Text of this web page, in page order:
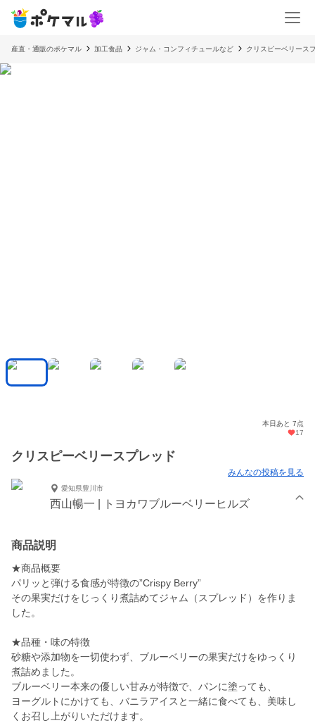
産直・通販のポケマル 加工食品 ジャム・コンフィチュールなど クリスピーベリース
本日あと 7点
17
クリスピーベリースプレッド
みんなの投稿を見る
愛知県豊川市
西山暢一 | トヨカワブルーベリーヒルズ
商品説明
★商品概要
パリッと弾ける食感が特徴の”Crispy Berry”
その果実だけをじっくり煮詰めてジャム（スプレッド）を作りま
した。
★品種・味の特徴
砂糖や添加物を一切使わず、ブルーベリーの果実だけをゆっくり
煮詰めました。
ブルーベリー本来の優しい甘みが特徴で、パンに塗っても、
ヨーグルトにかけても、バニラアイスと一緒に食べても、美味し
くお召し上がりいただけます。